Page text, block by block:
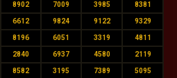
8902 7009 3985 8381
6612 9824 9122 9329
8196 6051 3319 4811
2840 6937 4580 2119
8582 3195 7389 5095